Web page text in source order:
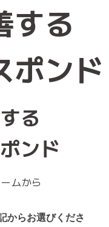
する
ポンド
る
ンド
ムから